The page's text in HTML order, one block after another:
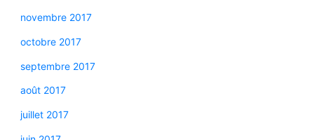
novembre 2017
octobre 2017
septembre 2017
août 2017
juillet 2017